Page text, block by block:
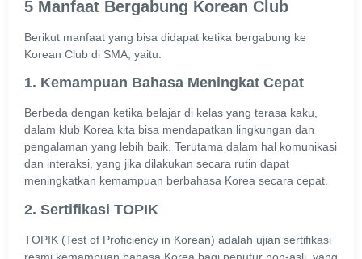
5 Manfaat Bergabung Korean Club
Berikut manfaat yang bisa didapat ketika bergabung ke
Korean Club di SMA, yaitu:
1. Kemampuan Bahasa Meningkat Cepat
Berbeda dengan ketika belajar di kelas yang terasa kaku,
dalam klub Korea kita bisa mendapatkan lingkungan dan
pengalaman yang lebih baik. Terutama dalam hal komunikasi
dan interaksi, yang jika dilakukan secara rutin dapat
meningkatkan kemampuan berbahasa Korea secara cepat.
2. Sertifikasi TOPIK
TOPIK (Test of Proficiency in Korean) adalah ujian sertifikasi
resmi kemampuan bahasa Korea bagi penutur non-asli, yang